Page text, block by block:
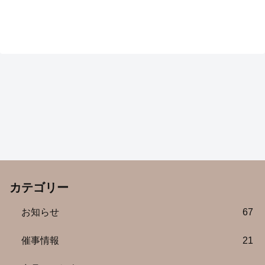
カテゴリー
お知らせ 67
催事情報 21